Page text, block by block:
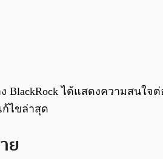
ได้แสดงความสนใจ
ไขล่าสุด
ย